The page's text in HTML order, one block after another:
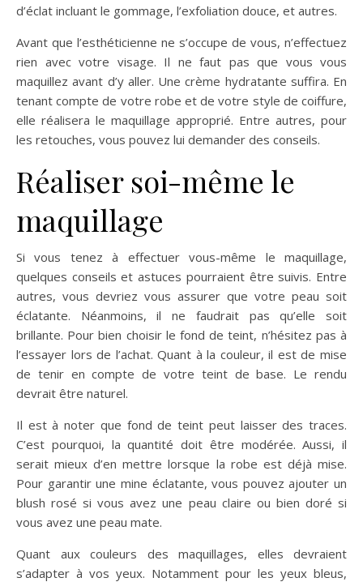
d’éclat incluant le gommage, l’exfoliation douce, et autres.
Avant que l’esthéticienne ne s’occupe de vous, n’effectuez
rien avec votre visage. Il ne faut pas que vous vous
maquillez avant d’y aller. Une crème hydratante suffira. En
tenant compte de votre robe et de votre style de coiffure,
elle réalisera le maquillage approprié. Entre autres, pour
les retouches, vous pouvez lui demander des conseils.
Réaliser soi-même le
maquillage
Si vous tenez à effectuer vous-même le maquillage,
quelques conseils et astuces pourraient être suivis. Entre
autres, vous devriez vous assurer que votre peau soit
éclatante. Néanmoins, il ne faudrait pas qu’elle soit
brillante. Pour bien choisir le fond de teint, n’hésitez pas à
l’essayer lors de l’achat. Quant à la couleur, il est de mise
de tenir en compte de votre teint de base. Le rendu
devrait être naturel.
Il est à noter que fond de teint peut laisser des traces.
C’est pourquoi, la quantité doit être modérée. Aussi, il
serait mieux d’en mettre lorsque la robe est déjà mise.
Pour garantir une mine éclatante, vous pouvez ajouter un
blush rosé si vous avez une peau claire ou bien doré si
vous avez une peau mate.
Quant aux couleurs des maquillages, elles devraient
s’adapter à vos yeux. Notamment pour les yeux bleus,